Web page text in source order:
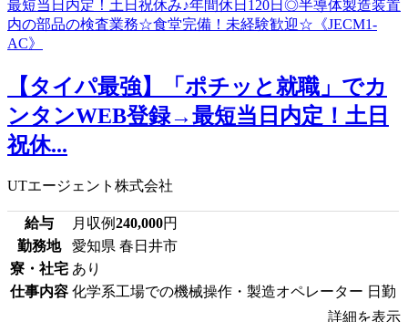
【タイパ最強】「ポチッと就職」でカ
ンタンWEB登録→最短当日内定！土日
祝休...
UTエージェント株式会社
給与 月収例240,000円
勤務地
愛知県 春日井市
寮・社宅 あり
仕事内容 化学系工場での機械操作・製造オペレーター 日勤
詳細を表示